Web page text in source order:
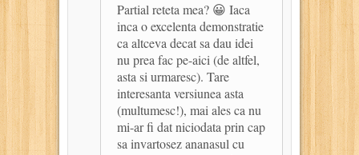
Partial reteta mea? 😀 Iaca
inca o excelenta demonstratie
ca altceva decat sa dau idei
nu prea fac pe-aici (de altfel,
asta si urmaresc). Tare
interesanta versiunea asta
(multumesc!), mai ales ca nu
mi-ar fi dat niciodata prin cap
sa invartosez ananasul cu